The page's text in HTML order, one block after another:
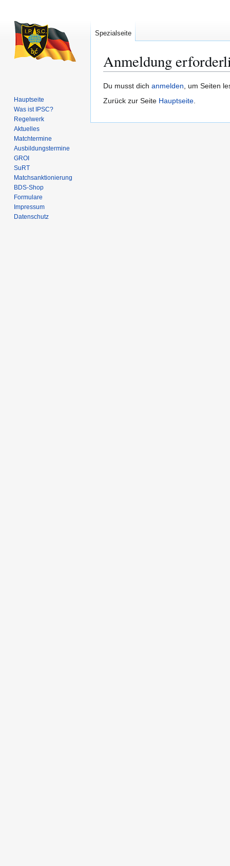
Anmeldung
Zur
Navigation
Zur
Suche
Du musst dich anmelden, um Seiten
Zurück zur Seite Hauptseite.
Spezialseite
Hauptseite
Was ist IPSC?
Regelwerk
Aktuelles
Matchtermine
Ausbildungs­termine
GROI
SuRT
Match­sanktionierung
BDS-Shop
Formulare
Impressum
Datenschutz